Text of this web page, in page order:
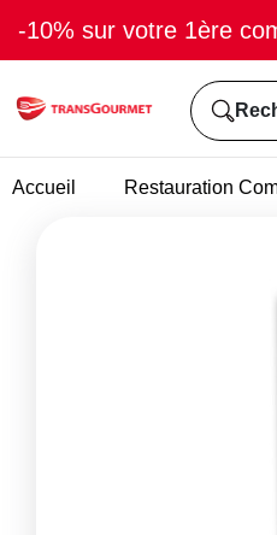
-10% sur votre 1ère
Accueil Restauration